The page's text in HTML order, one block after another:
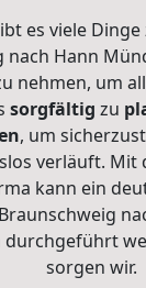
es viele
nach Hann
nehmen, um
sorgfältig zu
, um
verläuft. Mit
kann ein
durchgeführt
sorgen wir.